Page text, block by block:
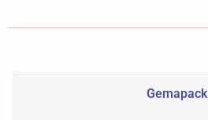
Gemapack